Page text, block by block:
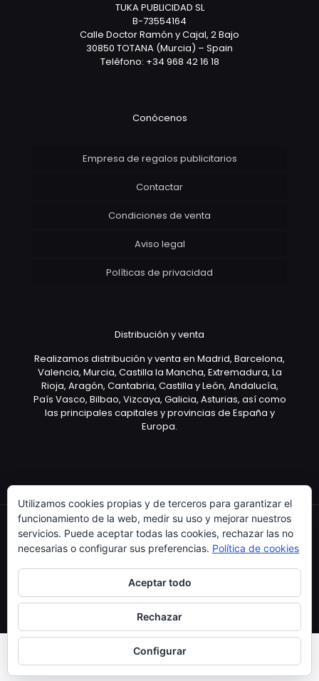
TUKA PUBLICIDAD SL
B-73554164
Calle Doctor Ramón y Cajal, 2 Bajo
30850 TOTANA (Murcia) – Spain
Teléfono: +34 968 42 16 18
Conócenos
Empresa de regalos publicitarios
Contactar
Condiciones de venta
Aviso legal
Políticas de privacidad
Distribución y venta
Realizamos distribución y venta en Madrid, Barcelona,
Valencia, Murcia, Castilla la Mancha, Extremadura, La
Rioja, Aragón, Cantabria, Castilla y León, Andalucía,
País Vasco, Bilbao, Vizcaya, Galicia, Asturias, así como
las principales capitales y provincias de España y
Europa.
Utilizamos cookies propias y de terceros para garantizar el
funcionamiento de la web, medir su uso y mejorar nuestros
servicios. Puede aceptar todas las cookies, rechazar las no
necesarias o configurar sus preferencias. Política de cookies
Aceptar todo
Rechazar
Configurar